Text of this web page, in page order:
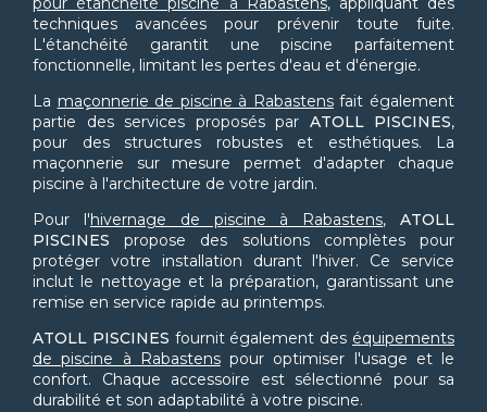
techniques avancées pour prévenir toute fuite.
L'étanchéité garantit une piscine parfaitement
fonctionnelle, limitant les pertes d'eau et d'énergie.
La maçonnerie de piscine à Rabastensfait également
partie des services proposés par ATOLL PISCINES,
pour des structures robustes et esthétiques. La
maçonnerie sur mesure permet d'adapter chaque
piscine à l'architecture de votre jardin.
Pour l'hivernage de piscine à Rabastens,ATOLL
PISCINES propose des solutions complètes pour
protéger votre installation durant l'hiver. Ce service
inclut le nettoyage et la préparation, garantissant une
remise en service rapide au printemps.
ATOLL PISCINES fournit également des équipements
de piscine à Rabastenspour optimiser l'usage et le
confort. Chaque accessoire est sélectionné pour sa
durabilité et son adaptabilité à votre piscine.